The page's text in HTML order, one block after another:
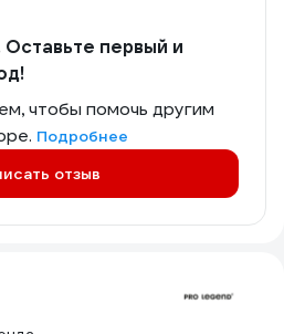
первый и
чтобы помочь другим
Подробнее
отзыв